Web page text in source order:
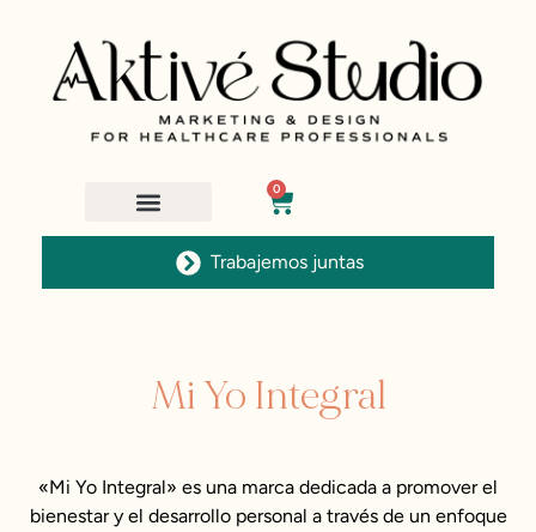
0
Trabajemos juntas
Mi Yo Integral
«Mi Yo Integral» es una marca dedicada a promover el
bienestar y el desarrollo personal a través de un enfoque